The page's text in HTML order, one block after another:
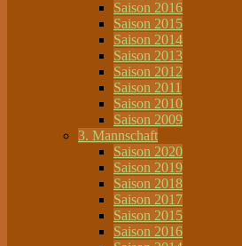
Saison 2016
Saison 2015
Saison 2014
Saison 2013
Saison 2012
Saison 2011
Saison 2010
Saison 2009
3. Mannschaft
Saison 2020
Saison 2019
Saison 2018
Saison 2017
Saison 2015
Saison 2016